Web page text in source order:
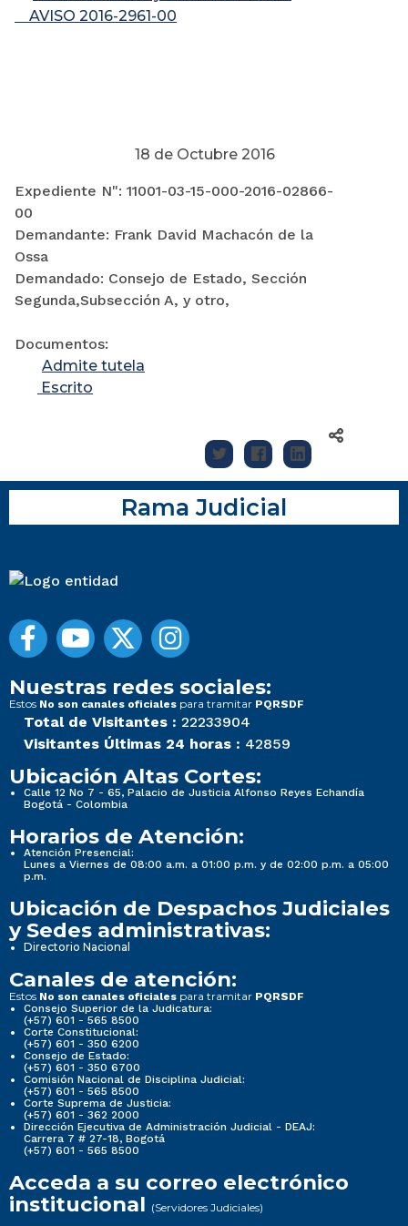
AVISO 2016-2961-00
18 de Octubre 2016
Expediente N": 11001-03-15-000-2016-02866-
00
Demandante: Frank David Machacón de la
Ossa
Demandado: Consejo de Estado, Sección
Segunda,Subsección A, y otro,
Documentos:
Admite tutela
Escrito
Rama Judicial
Nuestras redes sociales:
Estos No son canales oficiales para tramitar PQRSDF
Total de Visitantes : 22233904
Visitantes Últimas 24 horas : 42859
Ubicación Altas Cortes:
Calle 12 No 7 - 65, Palacio de Justicia Alfonso Reyes Echandía
Bogotá - Colombia
Horarios de Atención:
Atención Presencial:
Lunes a Viernes de 08:00 a.m. a 01:00 p.m. y de 02:00 p.m. a 05:00
p.m.
Ubicación de Despachos Judiciales
y Sedes administrativas:
Directorio Nacional
Canales de atención:
Estos No son canales oficiales para tramitar PQRSDF
Consejo Superior de la Judicatura:
(+57) 601 - 565 8500
Corte Constitucional:
(+57) 601 - 350 6200
Consejo de Estado:
(+57) 601 - 350 6700
Comisión Nacional de Disciplina Judicial:
(+57) 601 - 565 8500
Corte Suprema de Justicia:
(+57) 601 - 362 2000
Dirección Ejecutiva de Administración Judicial - DEAJ:
Carrera 7 # 27-18, Bogotá
(+57) 601 - 565 8500
Acceda a su correo electrónico
institucional (Servidores Judiciales)